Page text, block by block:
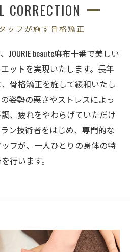
ッフが施す骨格矯正
CORRECTION
beaute麻布十番で美しい
ットを実現いたします。長年
骨格矯正を施して緩和いたし
姿勢の悪さやストレスによっ
、疲れをやわらげていただけ
ン技術者をはじめ、専門的な
フが、一人ひとりの身体の特
行います。